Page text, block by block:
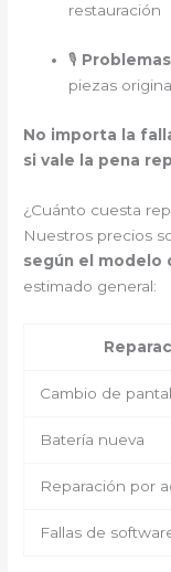
restauración
🎙️
piezas
No importa la
si vale la pena
¿Cuánto cuesta
Nuestros precios
según el modelo
estimado general:
Cambio de
Batería nueva
Reparación por
Fallas de